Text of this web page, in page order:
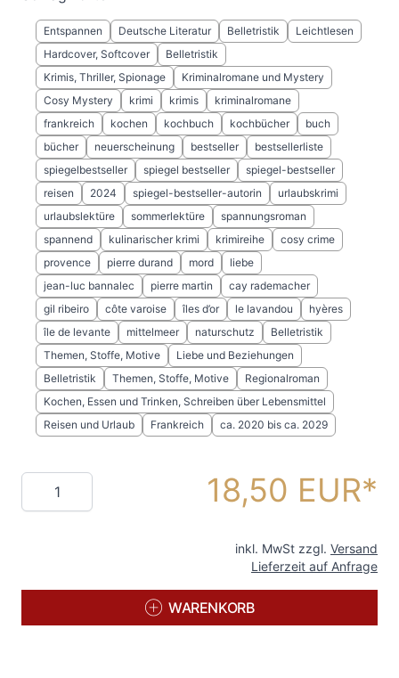
Entspannen Deutsche Literatur Belletristik
Leichtlesen
Hardcover, Softcover
Belletristik
Krimis, Thriller, Spionage
Kriminalromane und Mystery
Cosy Mystery
krimi krimis
kriminalromane
frankreich
kochen kochbuch kochbücher
buch
bücher
neuerscheinung bestseller
bestsellerliste
spiegelbestseller
spiegel bestseller
spiegel-bestseller
reisen
2024 spiegel-bestseller-autorin
urlaubskrimi
urlaubslektüre
sommerlektüre
spannungsroman
spannend
kulinarischer krimi krimireihe
cosy crime
provence
pierre durand mord
liebe
jean-luc bannalec
pierre martin
cay rademacher
gil ribeiro
côte varoise îles d’or le lavandou
hyères
île de levante
mittelmeer naturschutz
Belletristik
Themen, Stoffe, Motive
Liebe und Beziehungen
Belletristik
Themen, Stoffe, Motive
Regionalroman
Kochen, Essen und Trinken, Schreiben über Lebensmittel
Reisen und Urlaub
Frankreich ca. 2020 bis ca. 2029
Menge 18,50 EUR
inkl. MwSt zzgl. Versand
Lieferzeit auf Anfrage
WARENKORB